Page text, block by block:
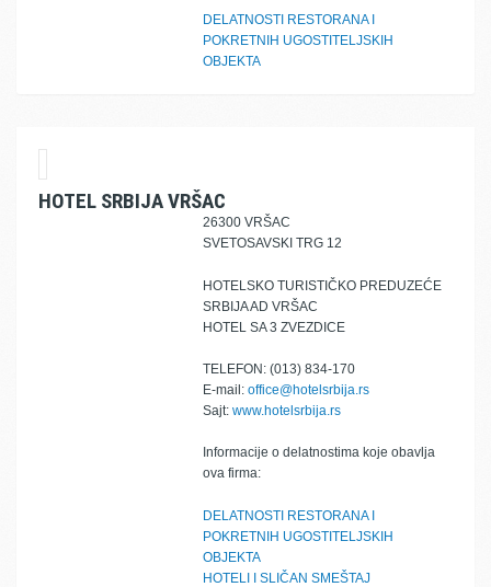
DELATNOSTI RESTORANA I
POKRETNIH UGOSTITELJSKIH
OBJEKTA
HOTEL SRBIJA VRŠAC
26300 VRŠAC
SVETOSAVSKI TRG 12
HOTELSKO TURISTIČKO PREDUZEĆE
SRBIJA AD VRŠAC
HOTEL SA 3 ZVEZDICE
TELEFON: (013) 834-170
E-mail: office@hotelsrbija.rs
Sajt: www.hotelsrbija.rs
Informacije o delatnostima koje obavlja
ova firma:
DELATNOSTI RESTORANA I
POKRETNIH UGOSTITELJSKIH
OBJEKTA
HOTELI I SLIČAN SMEŠTAJ